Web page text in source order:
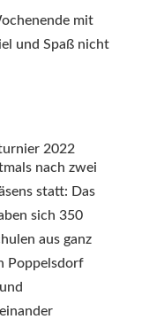
mit
und Spaß nicht
2022
nach zwei
statt: Das
sich 350
aus ganz
Poppelsdorf